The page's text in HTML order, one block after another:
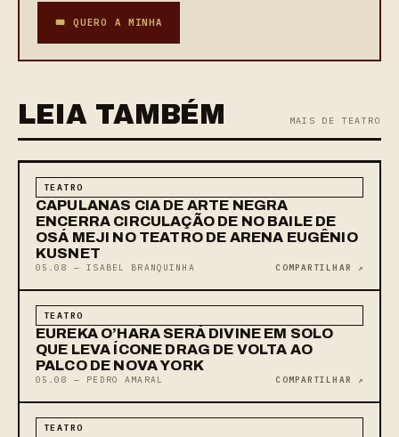
🎟 QUERO A MINHA
LEIA TAMBÉM MAIS DE TEATRO
TEATRO
CAPULANAS CIA DE ARTE NEGRA
ENCERRA CIRCULAÇÃO DE NO BAILE DE
OSÁ MEJI NO TEATRO DE ARENA EUGÊNIO
KUSNET
05.08 — ISABEL BRANQUINHA COMPARTILHAR ↗
TEATRO
EUREKA O’HARA SERÁ DIVINE EM SOLO
QUE LEVA ÍCONE DRAG DE VOLTA AO
PALCO DE NOVA YORK
05.08 — PEDRO AMARAL COMPARTILHAR ↗
TEATRO